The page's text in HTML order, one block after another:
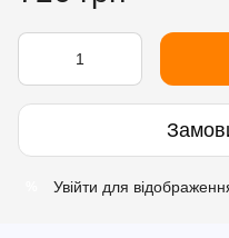
Увійти для